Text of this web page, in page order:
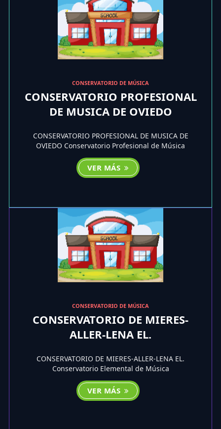
CONSERVATORIO DE MÚSICA
CONSERVATORIO PROFESIONAL
DE MUSICA DE OVIEDO
CONSERVATORIO PROFESIONAL DE MUSICA DE
OVIEDO Conservatorio Profesional de Música
VER MÁS
CONSERVATORIO DE MÚSICA
CONSERVATORIO DE MIERES-
ALLER-LENA EL.
CONSERVATORIO DE MIERES-ALLER-LENA EL.
Conservatorio Elemental de Música
VER MÁS